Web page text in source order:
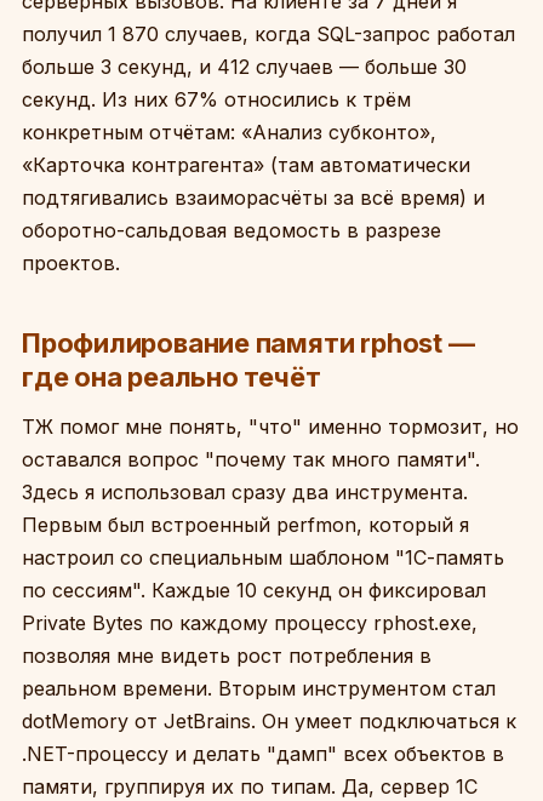
получил 1 870 случаев, когда SQL-запрос работал
больше 3 секунд, и 412 случаев — больше 30
секунд. Из них 67% относились к трём
конкретным отчётам: «Анализ субконто»,
«Карточка контрагента» (там автоматически
подтягивались взаиморасчёты за всё время) и
оборотно-сальдовая ведомость в разрезе
проектов.
Профилирование памяти rphost —
где она реально течёт
ТЖ помог мне понять, "что" именно тормозит, но
оставался вопрос "почему так много памяти".
Здесь я использовал сразу два инструмента.
Первым был встроенный perfmon, который я
настроил со специальным шаблоном "1С-память
по сессиям". Каждые 10 секунд он фиксировал
Private Bytes по каждому процессу rphost.exe,
позволяя мне видеть рост потребления в
реальном времени. Вторым инструментом стал
dotMemory от JetBrains. Он умеет подключаться к
.NET-процессу и делать "дамп" всех объектов в
памяти, группируя их по типам. Да, сервер 1С